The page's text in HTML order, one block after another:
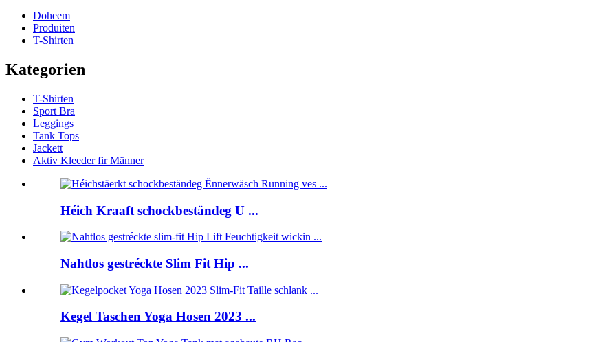
Doheem
Produiten
T-Shirten
Kategorien
T-Shirten
Sport Bra
Leggings
Tank Tops
Jackett
Aktiv Kleeder fir Männer
Héich Kraaft schockbeständeg U ...
Nahtlos gestréckte Slim Fit Hip ...
Kegel Taschen Yoga Hosen 2023 ...